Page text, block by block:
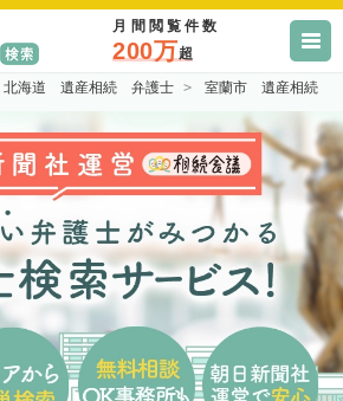
月間閲覧件数
200万超
北海道 遺産相続 弁護士 室蘭市 遺産相続